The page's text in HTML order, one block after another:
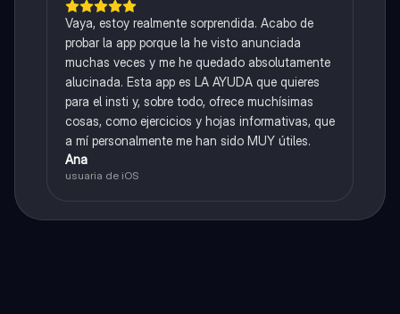
Vaya, estoy realmente sorprendida. Acabo de
probar la app porque la he visto anunciada
muchas veces y me he quedado absolutamente
alucinada. Esta app es LA AYUDA que quieres
para el insti y, sobre todo, ofrece muchísimas
cosas, como ejercicios y hojas informativas, que
a mí personalmente me han sido MUY útiles.
Ana
usuaria de iOS